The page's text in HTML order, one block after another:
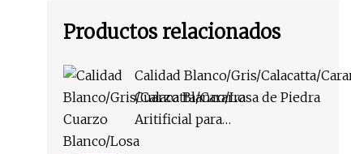
Productos relacionados
Calidad Blanco/Gris/Calacatta/
Cuarzo Blanco/Losa de Piedra
Aritificial para
Cocina/Pared/Baño/Azulejos/